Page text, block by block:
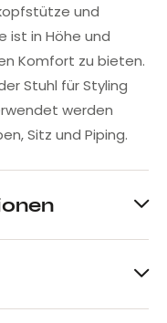
und
ist in Höhe und
Komfort zu bieten.
Stuhl für Styling
werden
Sitz und Piping.